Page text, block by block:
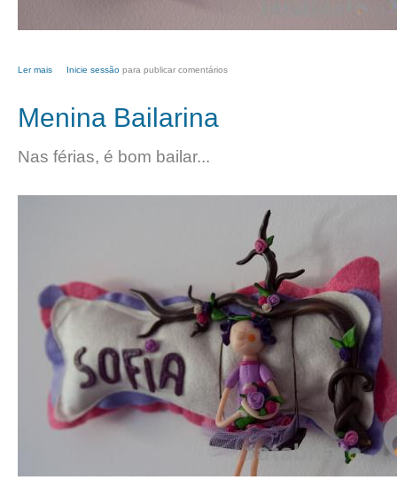
Ler mais acerca de Trevos rosa
Inicie sessão para publicar comentários
Menina Bailarina
Nas férias, é bom bailar...